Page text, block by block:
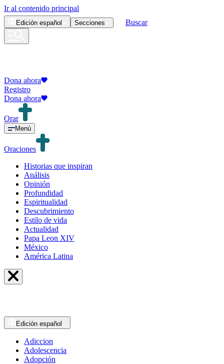
Ir al contenido principal
Edición español Secciones Buscar
Dona ahora
Registro
Dona ahora
Orar
Menú
Oraciones
Historias que inspiran
Análisis
Opinión
Profundidad
Espiritualidad
Descubrimiento
Estilo de vida
Actualidad
Papa Leon XIV
México
América Latina
Edición español
Adiccion
Adolescencia
Adopción